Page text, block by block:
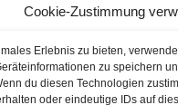
Cookie-Zustimmung
Erlebnis zu bieten,
zu speichern
du diesen Technologien
oder eindeutige IDs auf